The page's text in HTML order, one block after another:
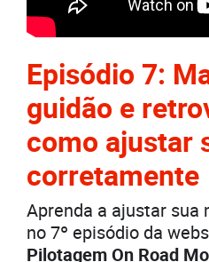
Episódio 7:
guidão e
como ajustar
corretamente
Aprenda a ajustar
no 7º episódio da
Pilotagem On Road